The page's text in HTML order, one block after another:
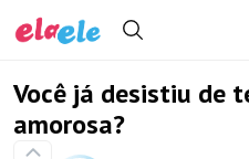
Você já desistiu de
amorosa?